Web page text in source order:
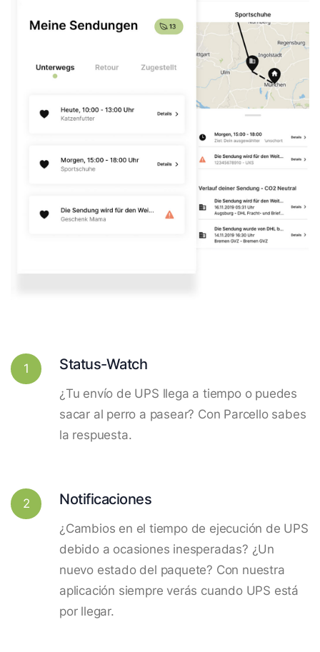
1 Status-Watch
¿Tu envío de UPS llega a tiempo o puedes
sacar al perro a pasear? Con Parcello sabes
la respuesta.
2 Notificaciones
¿Cambios en el tiempo de ejecución de UPS
debido a ocasiones inesperadas? ¿Un
nuevo estado del paquete? Con nuestra
aplicación siempre verás cuando UPS está
por llegar.